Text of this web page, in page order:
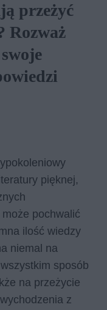
przeżyć
Rozważ
pięknej,
pochwalić
ilość wiedzy
niemal na
sposób
na przeżycie
z